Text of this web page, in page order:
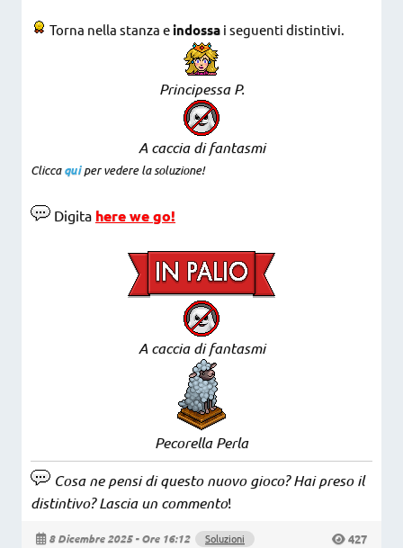
Torna nella stanza eindossa i seguenti distintivi.
Principessa P.
A caccia di fantasmi
Cliccaquiper vedere la soluzione!
Digita here we go!
A caccia di fantasmi
Pecorella Perla
Cosa ne pensi di questo nuovo gioco? Hai preso il
distintivo? Lascia un commento!
8 Dicembre 2025 - Ore 16:12 Soluzioni 427